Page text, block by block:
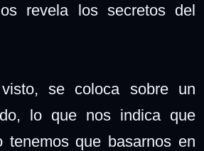
revela los secretos del
se coloca sobre un
lo que nos indica que
tenemos que basarnos en